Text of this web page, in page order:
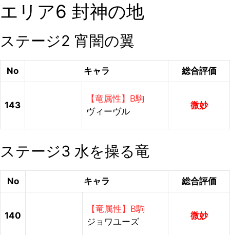
エリア6 封神の地
ステージ2 宵闇の翼
No キャラ 総合評価
143
【竜属性】B駒
ヴィーヴル
微妙
ステージ3 水を操る竜
No キャラ 総合評価
140
【竜属性】B駒
ジョワユーズ
微妙